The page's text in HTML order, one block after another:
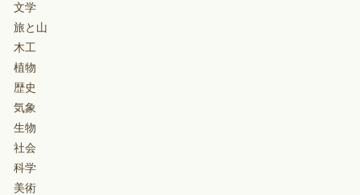
文学
旅と山
木工
植物
歴史
気象
生物
社会
科学
美術